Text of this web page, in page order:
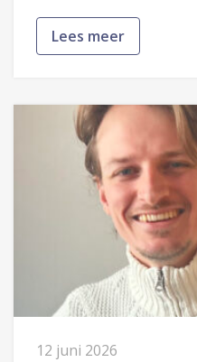
Lees meer
12 juni 2026